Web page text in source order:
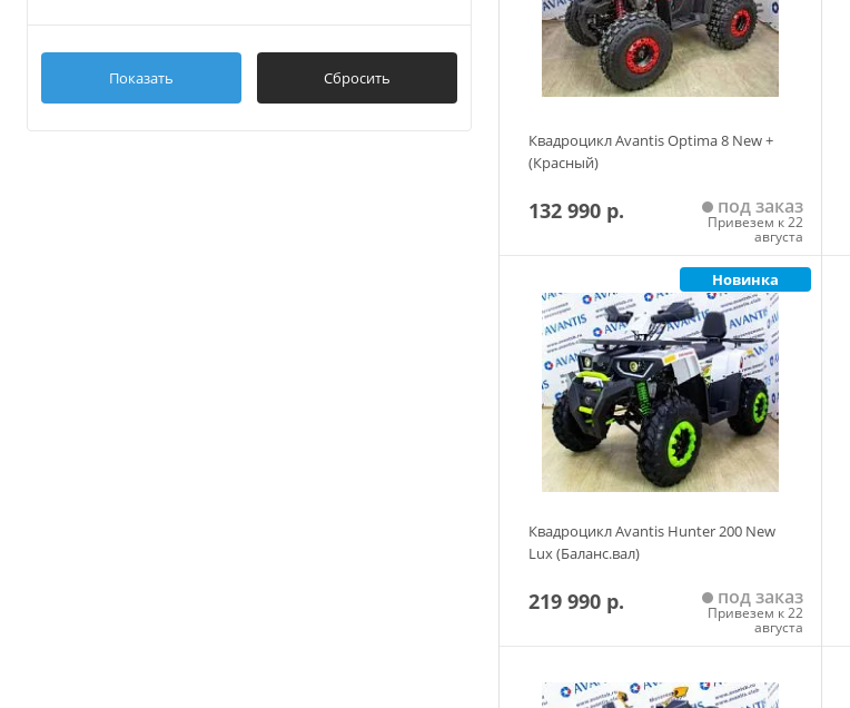
CaboПоказать Сбросить
Квадроцикл Avantis Optima 8 New +
(Красный)
132 990 р. под заказ
Привезем к 22
августа
Добавить в корзину
Новинка
Квадроцикл Avantis Hunter 200 New
Lux (Баланс.вал)
219 990 р. под заказ
Привезем к 22
августа
Добавить в корзину